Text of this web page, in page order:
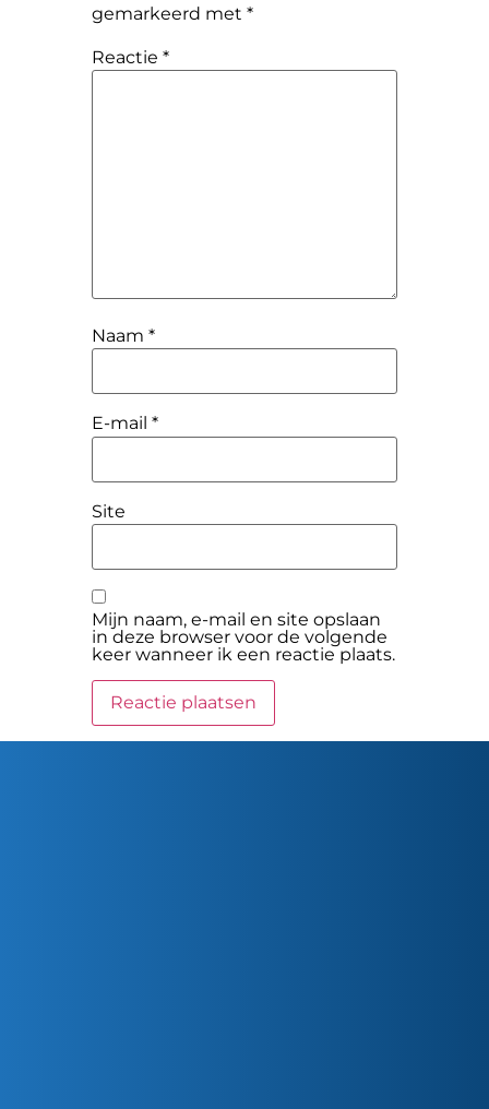
gemarkeerd met *
Reactie *
Naam *
E-mail *
Site
Mijn naam, e-mail en site opslaan
in deze browser voor de volgende
keer wanneer ik een reactie plaats.